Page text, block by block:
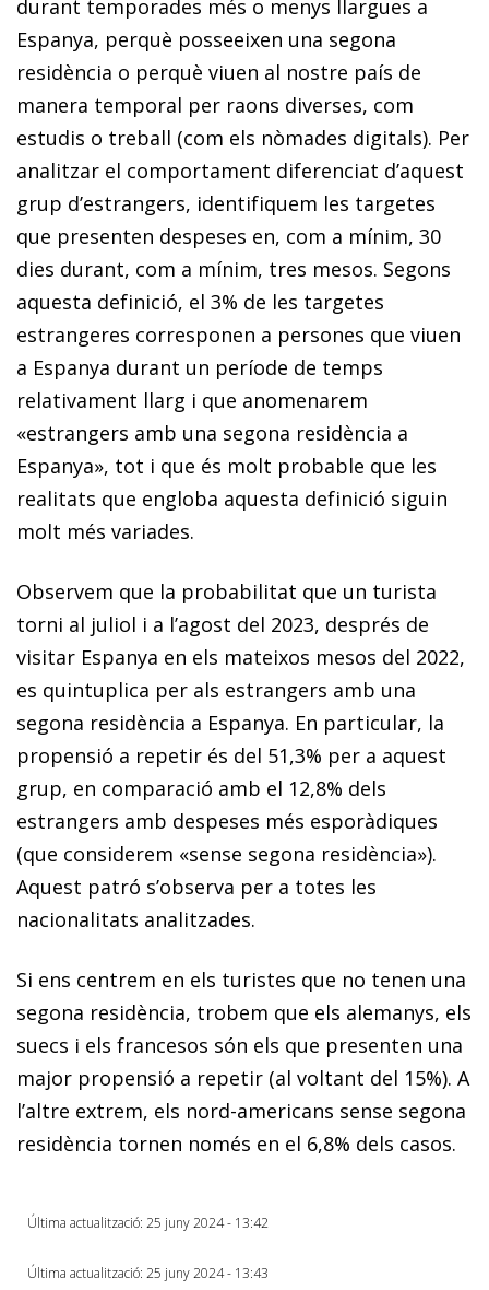
durant temporades més o menys llargues a
Espanya, perquè posseeixen una segona
residència o perquè viuen al nostre país de
manera temporal per raons diverses, com
estudis o treball (com els nòmades digitals). Per
analitzar el comportament diferenciat d’aquest
grup d’estrangers, identifiquem les targetes
que presenten despeses en, com a mínim, 30
dies durant, com a mínim, tres mesos. Segons
aquesta definició, el 3% de les targetes
estrangeres corresponen a persones que viuen
a Espanya durant un període de temps
relativament llarg i que anomenarem
«estrangers amb una segona residència a
Espanya», tot i que és molt probable que les
realitats que engloba aquesta definició siguin
molt més variades.
Observem que la probabilitat que un turista
torni al juliol i a l’agost del 2023, després de
visitar Espanya en els mateixos mesos del 2022,
es quintuplica per als estrangers amb una
segona residència a Espanya. En particular, la
propensió a repetir és del 51,3% per a aquest
grup, en comparació amb el 12,8% dels
estrangers amb despeses més esporàdiques
(que considerem «sense segona residència»).
Aquest patró s’observa per a totes les
nacionalitats analitzades.
Si ens centrem en els turistes que no tenen una
segona residència, trobem que els alemanys, els
suecs i els francesos són els que presenten una
major propensió a repetir (al voltant del 15%). A
l’altre extrem, els nord-americans sense segona
residència tornen només en el 6,8% dels casos.
Última actualització: 25 juny 2024 - 13:42
Última actualització: 25 juny 2024 - 13:43